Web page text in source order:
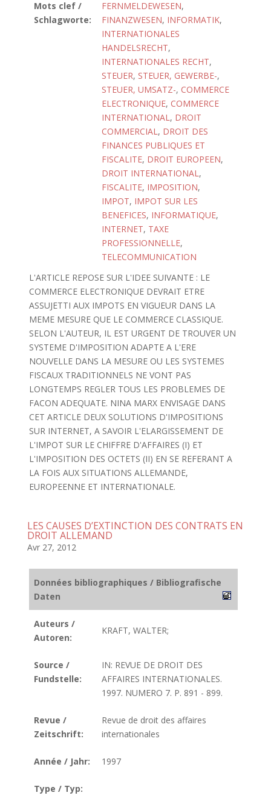
Mots clef /
Schlagworte:
FERNMELDEWESEN,
FINANZWESEN, INFORMATIK,
INTERNATIONALES
HANDELSRECHT,
INTERNATIONALES RECHT,
STEUER, STEUER, GEWERBE-,
STEUER, UMSATZ-, COMMERCE
ELECTRONIQUE, COMMERCE
INTERNATIONAL, DROIT
COMMERCIAL, DROIT DES
FINANCES PUBLIQUES ET
FISCALITE, DROIT EUROPEEN,
DROIT INTERNATIONAL,
FISCALITE, IMPOSITION,
IMPOT, IMPOT SUR LES
BENEFICES, INFORMATIQUE,
INTERNET, TAXE
PROFESSIONNELLE,
TELECOMMUNICATION
L'ARTICLE REPOSE SUR L'IDEE SUIVANTE : LE
COMMERCE ELECTRONIQUE DEVRAIT ETRE
ASSUJETTI AUX IMPOTS EN VIGUEUR DANS LA
MEME MESURE QUE LE COMMERCE CLASSIQUE.
SELON L'AUTEUR, IL EST URGENT DE TROUVER UN
SYSTEME D'IMPOSITION ADAPTE A L'ERE
NOUVELLE DANS LA MESURE OU LES SYSTEMES
FISCAUX TRADITIONNELS NE VONT PAS
LONGTEMPS REGLER TOUS LES PROBLEMES DE
FACON ADEQUATE. NINA MARX ENVISAGE DANS
CET ARTICLE DEUX SOLUTIONS D'IMPOSITIONS
SUR INTERNET, A SAVOIR L'ELARGISSEMENT DE
L'IMPOT SUR LE CHIFFRE D'AFFAIRES (I) ET
L'IMPOSITION DES OCTETS (II) EN SE REFERANT A
LA FOIS AUX SITUATIONS ALLEMANDE,
EUROPEENNE ET INTERNATIONALE.
LES CAUSES D’EXTINCTION DES CONTRATS EN
DROIT ALLEMAND
Avr 27, 2012
Données bibliographiques / Bibliografische
Daten
Auteurs /
Autoren:
KRAFT, WALTER;
Source /
Fundstelle:
IN: REVUE DE DROIT DES
AFFAIRES INTERNATIONALES.
1997. NUMERO 7. P. 891 - 899.
Revue /
Zeitschrift:
Revue de droit des affaires
internationales
Année / Jahr: 1997
Type / Typ: